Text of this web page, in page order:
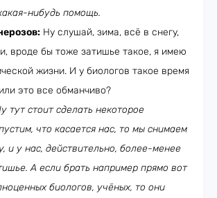
нибудь помощь.
Ну слушай, зима, всё в снегу,
вроде бы тоже затишье такое, я имею
жизни. И у биологов такое время
это все обманчиво?
тут стоит сделать некоторое
что касается нас, то мы снимаем
и у нас, действительно, более-менее
А если брать например прямо вот
биологов, учёных, то они